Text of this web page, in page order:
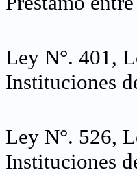
Ley N°. 401,
Instituciones
Ley N°. 526,
Instituciones